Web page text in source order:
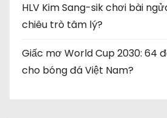
HLV Kim Sang-sik chơi bài
chiêu trò tâm lý?
Giấc mơ World Cup 2030: 64
cho bóng đá Việt Nam?